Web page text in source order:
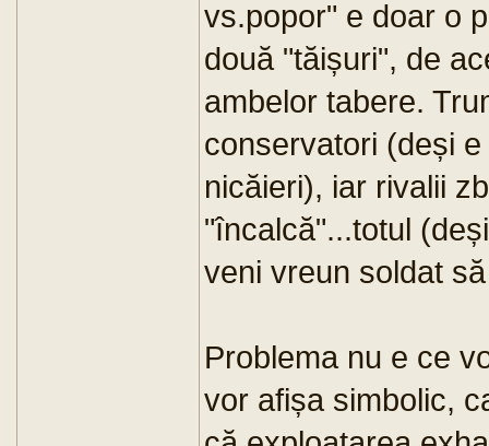
vs.popor" e doar o
două "tăișuri", de
ambelor tabere.
conservatori (deși
nicăieri), iar rivalii
"încalcă"...totul
veni vreun soldat
Problema nu e ce
vor afișa simbolic,